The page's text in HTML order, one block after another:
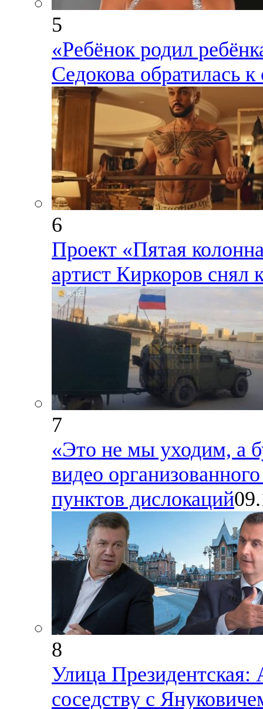
5
«Ребёнок родил
Седокова обратилась
6
Проект «Пятая
артист Киркоров снял
7
«Это не мы уходим, а
видео
пунктов дислокаций
8
Улица Президентская:
соседству с